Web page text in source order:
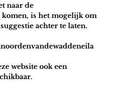
naar de
is het mogelijk om
achter te laten.
website ook een